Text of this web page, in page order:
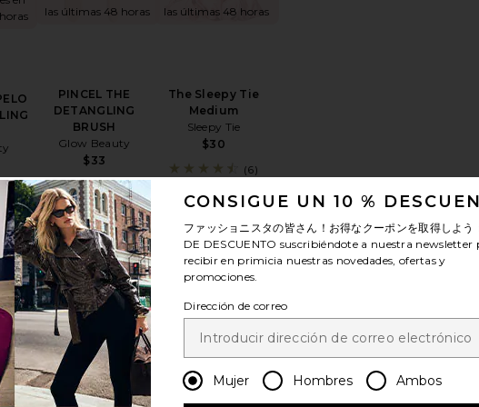
(13)
las últimas 48 horas
PINCEL THE
DETANGLING
BRUSH
Glow Beauty
$33
(7)
las últimas 48 horas
The Sleepy Tie
Medium
Sleepy Tie
$30
(6)
MOLDEADORA MILK STYLING MOUSSE
en
favoritoCHAMPÚ FOUNDATION SHAMPOO
¡TENDENCIAS
AHORA!
Vendido 12 veces en
las últimas 48 horas
favoritoFILTRO DE REPUESTO REPLACEMENT
favoritoEL CEPILLO
CONSIGUE UN 10 %
ファッショニスタの皆さん！お得なクーポンを取得しよ
DE DESCUENTO suscribiéndote a nuestra newsletter
recibir en primicia nuestras novedades, ofertas y
promociones.
Dirección de correo
Mujer Hombres Ambos